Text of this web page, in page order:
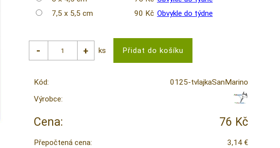
7,5 x 5,5 cm
90 Kč Obvykle do týdne
ks
Kód:
0125-tvlajkaSanMarino
Výrobce:
Cena: 76 Kč
Přepočtená cena:
3,14 €